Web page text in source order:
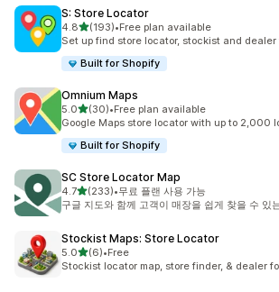
S: Store Locator
4.8별 5개 중
(193)
총 리뷰 193개
•Free plan available
Set up find store locator, stockist and dealer
Built for Shopify
Omnium Maps
5.0별 5개 중
(30)
총 리뷰 30개
•Free plan available
Google Maps store locator with up to 2,000
Built for Shopify
SC Store Locator Map
4.7별 5개 중
(233)
총 리뷰 233개
•무료 플랜 사용 가능
구글 지도와 함께 고객이 매장을 쉽게 찾을 수 있
Stockist Maps: Store Locator
5.0별 5개 중
(6)
총 리뷰 6개
•Free
Stockist locator map, store finder, & dealer